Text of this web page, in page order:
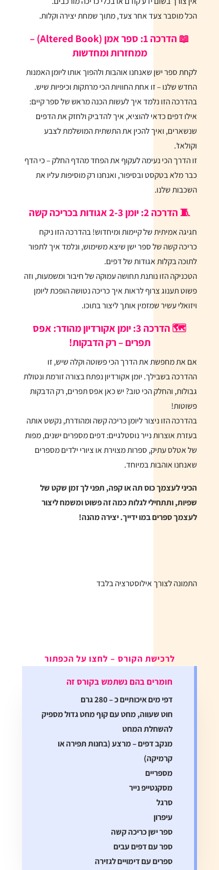
הכל מוסבר צעד אחר צעד, מתוך שמחת יצירה וקלות.
📖
הדרכה 1: ספר אמן (Altered Book) –
ממחזרות ומחדשות
לקחת ספר ישן שאנחנו אוהבות ולהפוך אותו ליומן האמנות
החדש שלנו – זו אחת החוויות הכי מרתקות וכיפיות שיש.
בהדרכה הזו נלמד איך לעשות הכנה מראש של ספר קיים:
אילו דפים כדאי להוציא, איך להדביק ולחזק את הדפים
שנשארים, ואיך להכין את התשתית המושלמת לצבע
וקולאז’.
זו הדרך הכי נעימה לעקוף את הפחד מהדף החלק – כי הדף
כבר מלא בטקסט ובסיפור, ואנחנו רק מוסיפות עליו את
השכבות שלנו.
🧵 הדרכה 2: יומן 2-3 אגודות בכריכה קשה
חגיגה אמיתית של קיימות ומיחדוש! בהדרכה הזו ניקח
כריכה קשה של ספר ישן שיצא משימוש, ונלמד איך לתפור
לתוכה בקלות אגודות של דפים.
הטכניקה הזו נותנת תחושה עמוקה של חיבור ומשמעות, וזה
פשוט תענוג צרוף לראות איך כריכה נטושה הופכת ליומן
ויזואלי עשיר שמזמין אותך ליצור בתוכו.
🗺️
הדרכה 3: יומן אקורדיון מהודר: אפס
תפרים – רק הדבקות!
אם את מחפשת את הדרך הכי פשוטה וקלה שיש, זו
ההדרכה בשבילך. יומן אקורדיון נפתח בצורה זורמת ונטולת
גבולות, והחלק הכי טוב? יש כאן אפס תפרים, רק הדבקות
פשוטות!
בהדרכה הזו ניצור ליומן כריכה קשה ומהודרת, נקשט אותה
בעזרת אוצרות נייר נוסטלגיים: דפים מספרים ישנים, מפות
של אטלס עתיק, ספרות מצוירת או ציורי ילדים מספרים
שאנחנו אוהבות במיוחד.
הכיני לעצמך כוס תה או קפה, תפני לך זמן שקט של
שפיות, ותתחילי לגלות כמה זה פשוט ומשמח ליצור
לעצמך ספרים במו ידייך. יצירה מהנה!
התמונה לצורך אילוסטרציה בלבד
לרכישת הקורס – לחצו על הכפתור
חומרים בהם נשתמש בקורס זה
דפי מים איכותיים כ – 280 גרם
חוט שעווה, מחט עם קוף מחט גדול מספיק
להשחלת המחט
מנקב דפים – מרצע (בחנות תפירה או
קרמיקה)
מספריים
מסקנטייפ נייר
סרגל
עיפרון
ספר ישן כריכה קשה
ספר עם דפים עבים
ספרים עם דימויים לגזירה